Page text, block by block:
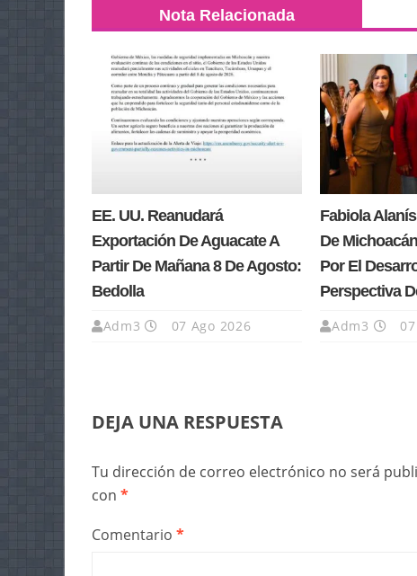
Nota Relacionada
EE. UU. Reanudará
Exportación De Aguacate A
Partir De Mañana 8 De Agosto:
Bedolla
Adm3 07 Ago 2026
Fabiola
De
Por El
Perspectiva
Adm3
DEJA UNA RESPUESTA
Tu dirección de correo electrónico no será
con *
Comentario *